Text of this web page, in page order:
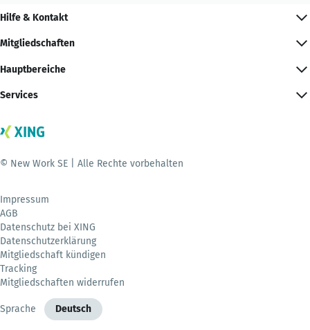
Hilfe & Kontakt
Mitgliedschaften
Hauptbereiche
Services
© New Work SE | Alle Rechte vorbehalten
Impressum
AGB
Datenschutz bei XING
Datenschutzerklärung
Mitgliedschaft kündigen
Tracking
Mitgliedschaften widerrufen
Sprache Deutsch